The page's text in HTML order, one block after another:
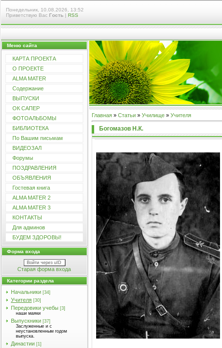
Понедельник, 10.08.2026, 13:52
Приветствую Вас Гость | RSS
Меню сайта
КАРТА ПРОЕКТА
О ПРОЕКТЕ
ALMA MATER
Содержание
ВЫПУСКИ
ОК САПЕР
ФОТОАЛЬБОМЫ
БИБЛИОТЕКА
По Вашим письмам
ВИДЕОЗАЛ
Форумы
ПОЗДРАВЛЕНИЯ
ОБЪЯВЛЕНИЯ
Гостевая книга
ALMA MATER 2
ALMA MATER 3
КОНТАКТЫ
Для админов
БУДЕМ ЗДОРОВЫ!
Форма входа
Войти через uID
Старая форма входа
Категории раздела
Начальники [34]
Учителя [30]
Передовики учебы [3]
наши маяки
Выпускники [37]
Заслуженные и с
неустановленным годом
выпуска.
Династии [1]
Главная » Статьи » Училищe » Учителя
Богомазов Н.К.